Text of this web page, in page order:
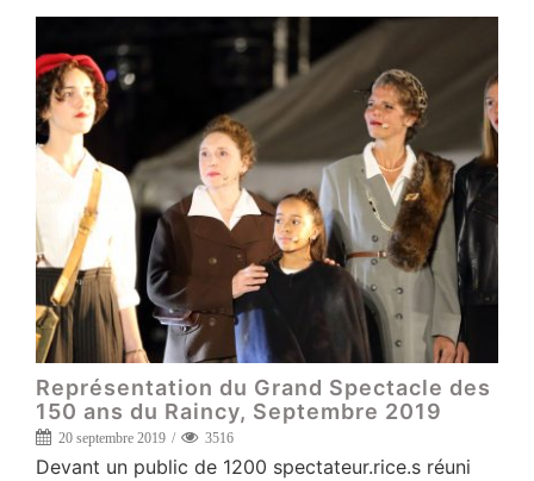
Représentation du Grand Spectacle des
150 ans du Raincy, Septembre 2019
20 septembre 2019 3516
Devant un public de 1200 spectateur.rice.s réuni